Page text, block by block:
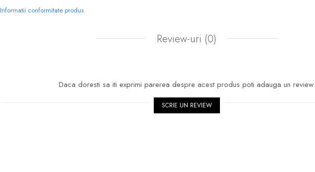
Informatii conformitate produs
Review-uri (0)
Daca doresti sa iti exprimi parerea despre acest produs poti adauga un review.
SCRIE UN REVIEW